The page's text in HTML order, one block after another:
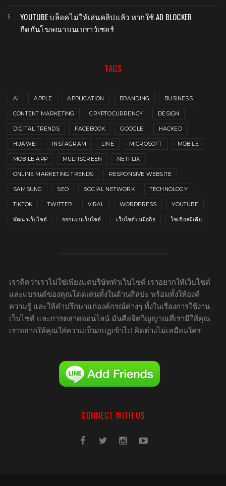
YOUTUBE บล็อคไม่ให้เล่นคลิปแล้ว หากใช้ AD BLOCKER
กีดกันโฆษณาบนเบราว์เซอร์
TAGS
AI APPLE APPLICATION BRANDING BUSINESS
CONTENT MARKETING CRYPTOCURRENCY DESIGN
DIGITAL TRENDS FACEBOOK GOOGLE HACKED
HUAWEI INSTAGRAM LINE MICROSOFT MOBILE
MOBILE APP MULTISCREEN NETFLIX
ONLINE MARKETING TRENDS RESPONSIVE WEBSITE
SAMSUNG SEO SOCIAL NETWORK TECHNOLOGY
TIKTOK TWITTER VIRAL WORDPRESS YOUTUBE
พัฒนาเว็บไซต์ ออกแบบเว็บไซต์ เว็บไซต์บนมือถือ โซเชียลมีเดีย
เราคิดว่าเราไม่ใช่เพียงแค่บริษัททำเว็บไซต์ เราอยากให้เว็บไซต์
และแบรนด์ของคุณโดดเด่นทั้งในด้านศิลปะ พร้อมทั้งให้องค์
ความรู้ และให้คำปรึกษาแก่องค์กรณ์ต่างๆ ทั้งในเรื่องการใช้งาน
เว็บไซต์ และการตลาดออนไลน์ มันคือจิตวิญญาณที่เรามีให้คุณ
เราอยากให้คุณใส่ความเป็นกบฏเข้าไป คิดต่างไม่เหมือนใคร
CONNECT WITH US